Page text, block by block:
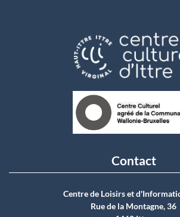
Contact
Centre de Loisirs et
Rue de la Montagne, 36